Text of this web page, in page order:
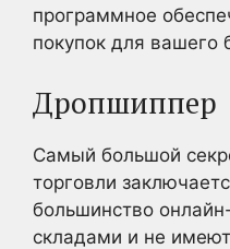
программное
покупок для вашего
Дропшиппер
Самый большой
торговли
большинство
складами и не